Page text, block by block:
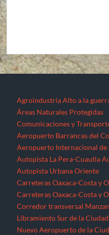
Agroindustria Alto a la
Áreas Naturales Protegidas
Comunicaciones y
Aeropuerto Barrancas del
Aeropuerto Internacional de
Autopista La Pera-Cuautla
Autopista Urbana Oriente
Carreteras Oaxaca-Costa y
Carreteras Oaxaca-Costa y
Corredor transversal
Libramiento Sur de la
Nuevo Aeropuerto de la